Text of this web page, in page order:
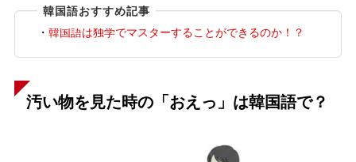
韓国語おすすめ記事
・ 韓国語は独学でマスターすることができるのか！？
汚い物を見た時の「おえっ」は韓国語で？